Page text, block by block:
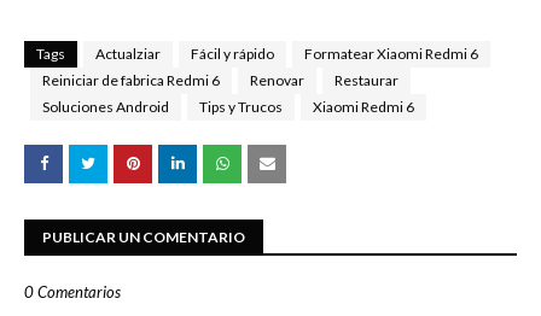
Tags Actualziar Fácil y rápido
Formatear Xiaomi Redmi 6
Reiniciar de fabrica Redmi 6
Renovar
Restaurar
Soluciones Android
Tips y Trucos Xiaomi Redmi 6
PUBLICAR UN COMENTARIO
0 Comentarios